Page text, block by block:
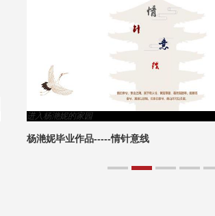
进入杨滟妮的家园
杨滟妮毕业作品-----情针意线